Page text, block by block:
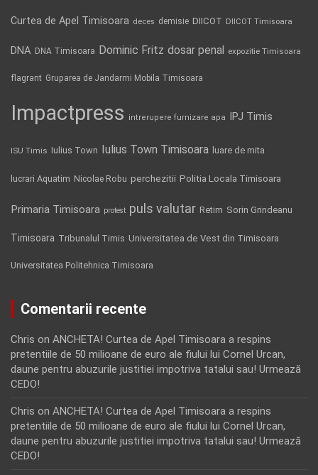
Curtea de Apel Timisoara deces demisie DIICOT DIICOT Timisoara
DNA DNA Timisoara Dominic Fritz dosar penal expozitie Timisoara
flagrant Gruparea de Jandarmi Mobila Timisoara
Impactpress intrerupere furnizare apa IPJ Timis
ISU Timis Iulius Town Iulius Town Timisoara luare de mita
lucrari Aquatim Nicolae Robu perchezitii Politia Locala Timisoara
Primaria Timisoara protest puls valutar Retim Sorin Grindeanu
Timisoara Tribunalul Timis Universitatea de Vest din Timisoara
Universitatea Politehnica Timisoara
Comentarii recente
Chris on ANCHETA! Curtea de Apel Timisoara a respins
pretentiile de 50 milioane de euro ale fiului lui Cornel Urcan,
daune pentru abuzurile justitiei impotriva tatalui sau! Urmează
CEDO!
Chris on ANCHETA! Curtea de Apel Timisoara a respins
pretentiile de 50 milioane de euro ale fiului lui Cornel Urcan,
daune pentru abuzurile justitiei impotriva tatalui sau! Urmează
CEDO!